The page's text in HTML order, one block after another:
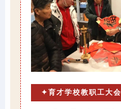
✦育才学校教职工大会